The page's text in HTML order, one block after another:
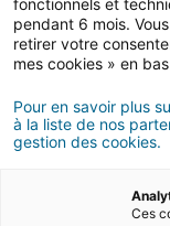
savoir
échanger !
Contacter
fonctionnels et
pendant 6 mois.
retirer votre
mes cookies » en
Pour en savoir plus
à la liste de nos
gestion des cookies.
Ces